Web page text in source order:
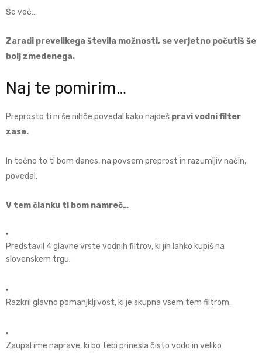
Še več…
Zaradi prevelikega števila možnosti, se verjetno počutiš še
bolj zmedenega.
Naj te pomirim…
Preprosto ti ni še nihče povedal kako najdeš pravi vodni filter
zase.
In točno to ti bom danes, na povsem preprost in razumljiv način,
povedal.
V tem članku ti bom namreč…
Predstavil 4 glavne vrste vodnih filtrov, ki jih lahko kupiš na
slovenskem trgu.
Razkril glavno pomanjkljivost, ki je skupna vsem tem filtrom.
Zaupal ime naprave, ki bo tebi prinesla čisto vodo in veliko